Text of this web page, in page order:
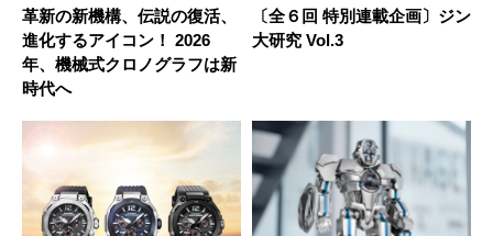
革新の新機構、伝説の復活、
進化するアイコン！ 2026
年、機械式クロノグラフは新
時代へ
〔全６回 特別連載企画〕ジン
大研究 Vol.3